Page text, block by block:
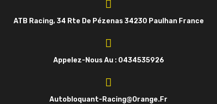
ATB Racing, 34 Rte De Pézenas 34230 Paulhan France
Appelez-Nous Au : 0434535926
Autobloquant-Racing@orange.fr